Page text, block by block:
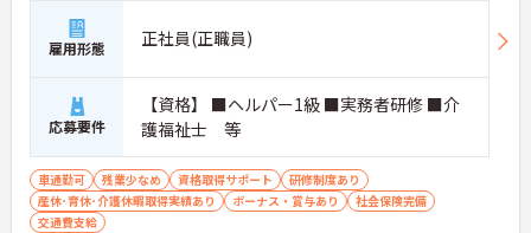
雇用形態 正社員(正職員)
応募要件
【資格】 ■ヘルパー1級 ■実務者研修 ■介
護福祉士 等
車通勤可 残業少なめ 資格取得サポート
研修制度あり
産休･育休･介護休暇取得実績あり
ボーナス・賞与あり
社会保険完備
交通費支給